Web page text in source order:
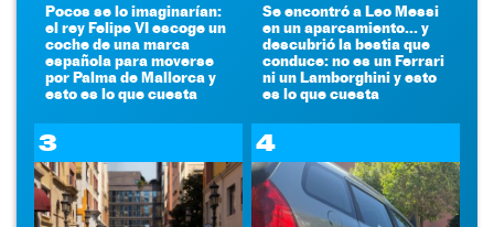
Pocos se lo imaginarían:
el rey Felipe VI escoge un
coche de una marca
española para moverse
por Palma de Mallorca y
esto es lo que cuesta
Se encontró a Leo Messi
en un aparcamiento... y
descubrió la bestia que
conduce: no es un Ferrari
ni un Lamborghini y esto
es lo que cuesta
3 4